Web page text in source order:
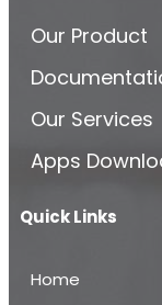
Our Product
Our Services
Apps
Quick Links
Home